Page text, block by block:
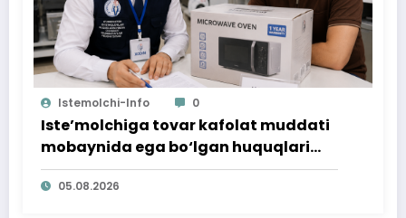
Istemolchi-Info 0
Iste’molchiga tovar kafolat muddati
mobaynida ega bo‘lgan huquqlari
ta’minlab berildi
05.08.2026